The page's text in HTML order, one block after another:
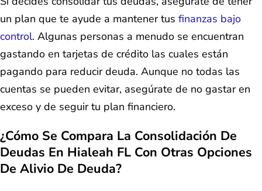
un plan que te ayude a mantener tus finanzas bajo
control. Algunas personas a menudo se encuentran
gastando en tarjetas de crédito las cuales están
pagando para reducir deuda. Aunque no todas las
cuentas se pueden evitar, asegúrate de no gastar en
exceso y de seguir tu plan financiero.
¿Cómo Se Compara La Consolidación De
Deudas En Hialeah FL Con Otras Opciones
De Alivio De Deuda?